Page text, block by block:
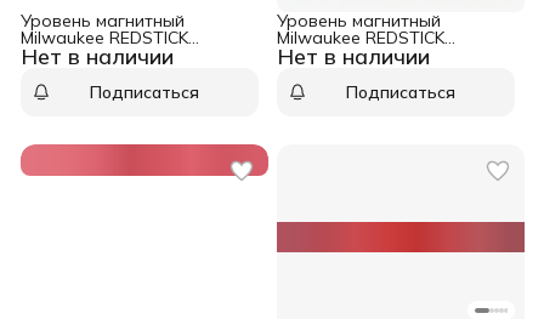
Нет в наличии
Уровень магнитный
Milwaukee REDSTICK
Backbone 80 см
Подписаться
Нет в наличии
Уровень магнитный
Milwaukee REDSTICK
Backbone 60 см
Подписаться